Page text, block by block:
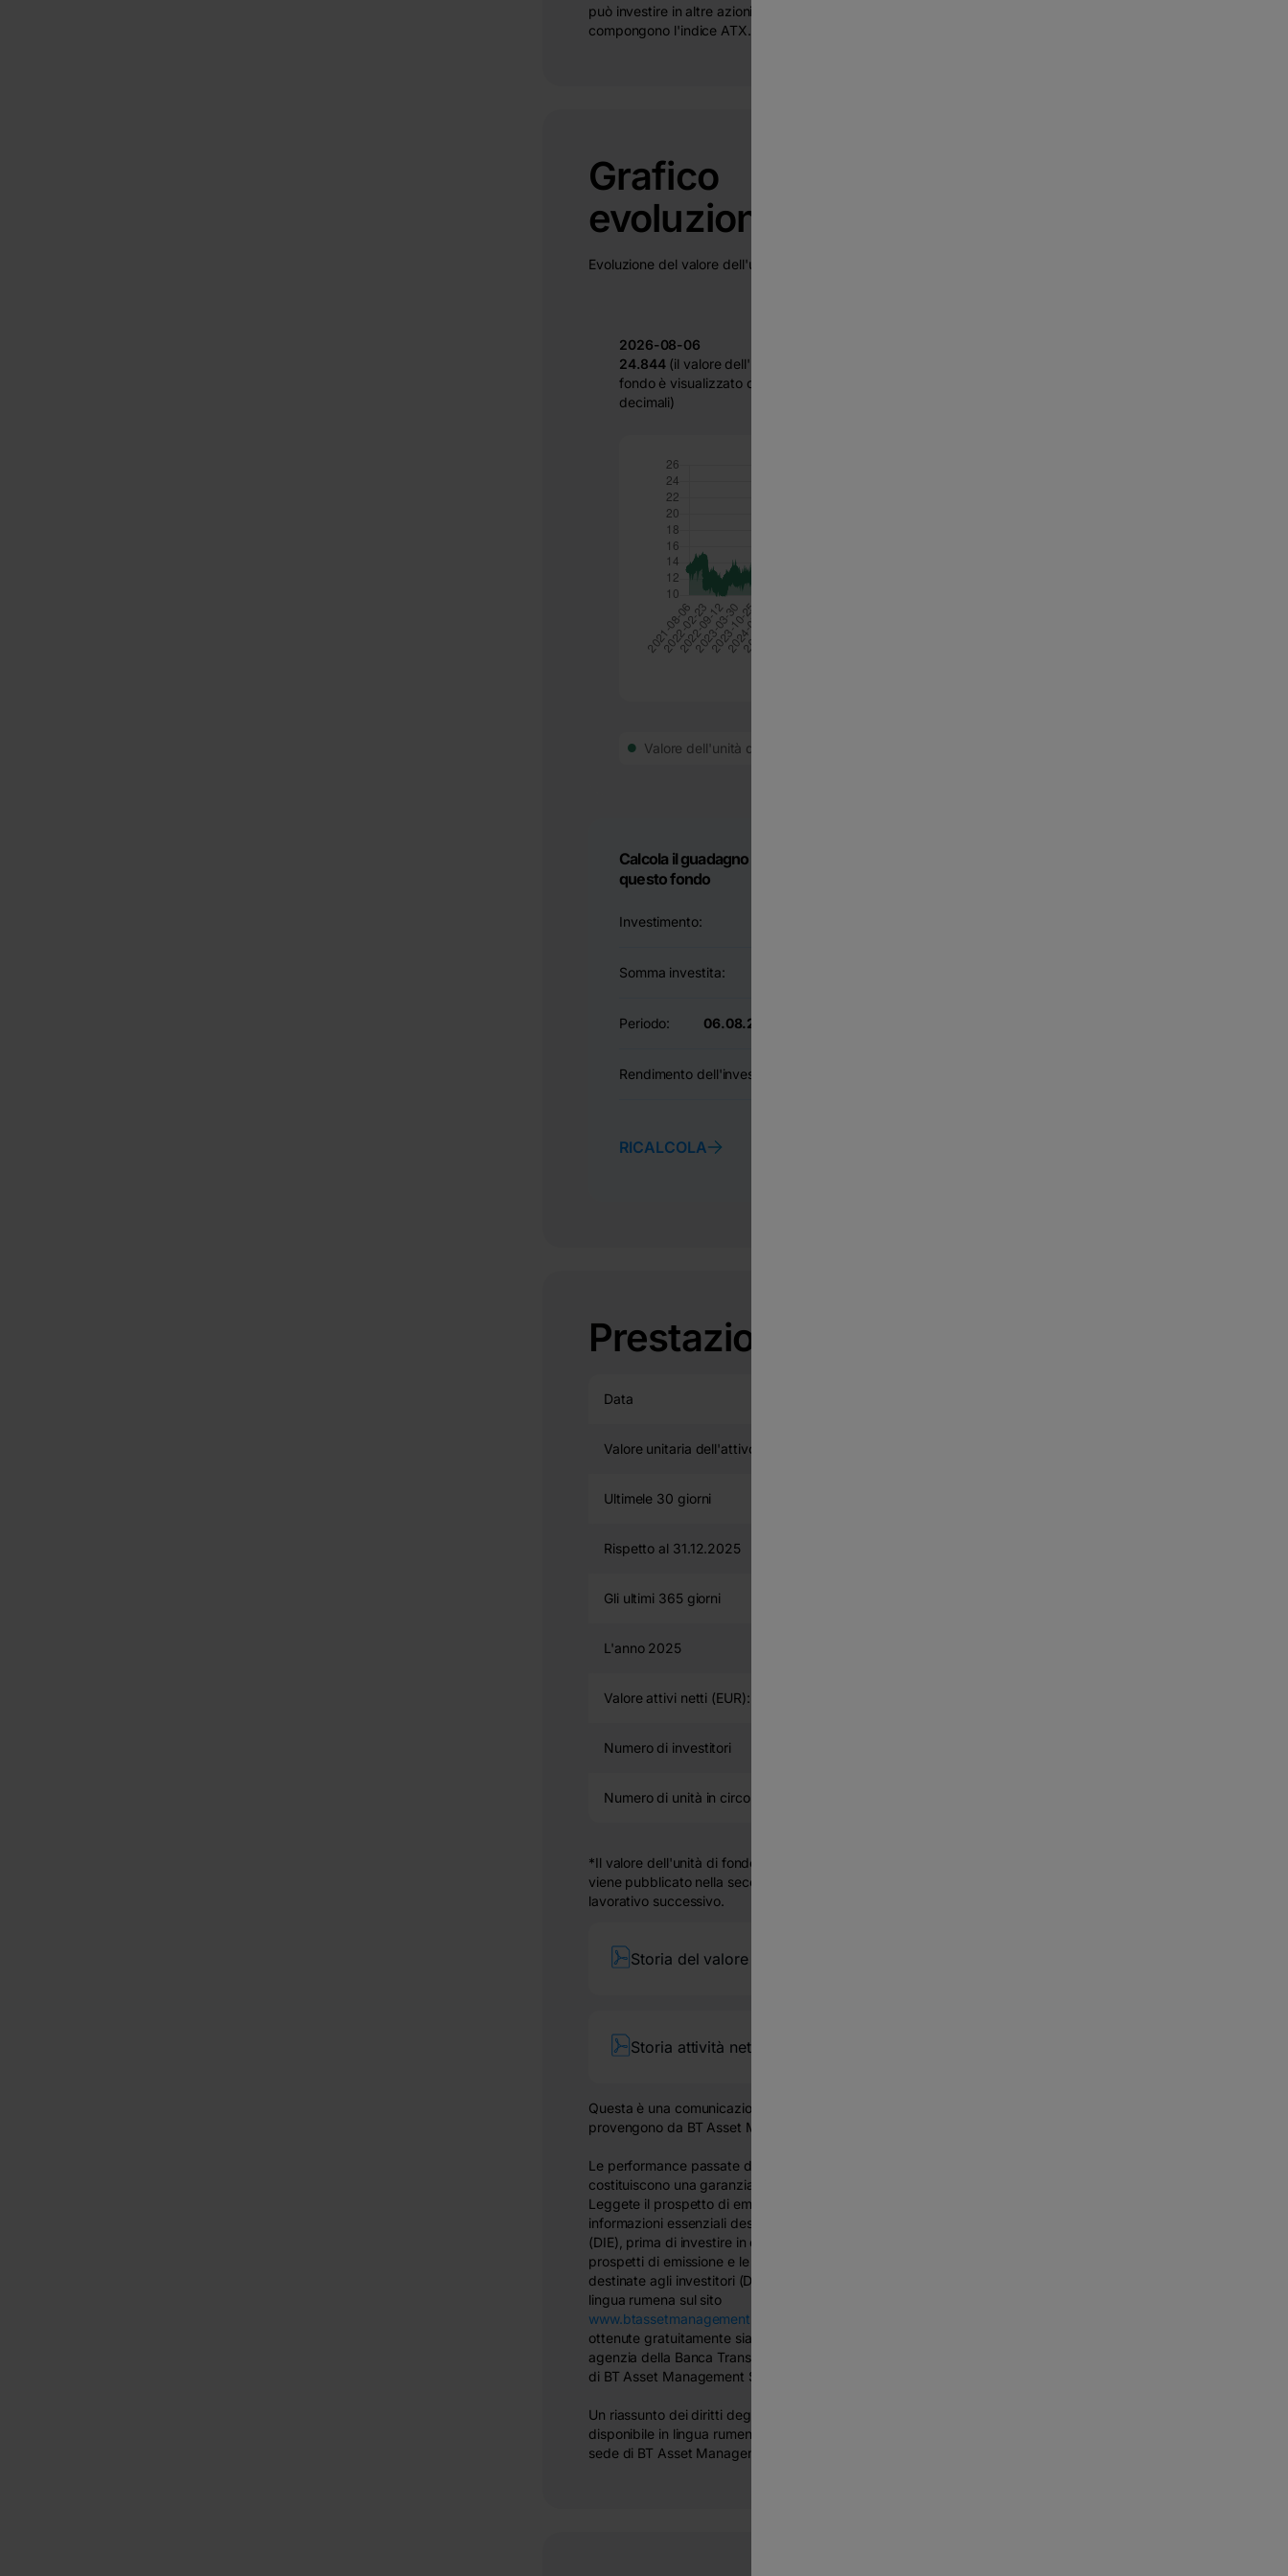
può investire in altre azioni diverse da quelle che
compongono l'indice ATX.
Grafico
evoluzione
Evoluzione del valore dell'unità di fondo.
2026-08-06
24.844(il valore dell'unità di
fondo è visualizzato con 3
decimali)
Valore dell'unità di fondo
Calcola il guadagno apportato da
questo fondo
Investimento:
Somma investita:
Periodo: 06.08.2021-06.08.2026
Rendimento dell'investimento:
RICALCOLA
Prestazione
Data
Valore unitaria dell'attivo netto*
Ultimele 30 giorni
Rispetto al 31.12.2025
Gli ultimi 365 giorni
L'anno 2025
Valore attivi netti (EUR):
Numero di investitori
Numero di unità in circolazione
*Il valore dell'unità di fondo per il giorno in corso
viene pubblicato nella seconda metà del giorno
lavorativo successivo.
Storia del valore del titolo
Storia attività netta
Questa è una comunicazione pubblicitaria. I dati
provengono da BT Asset Management SAI.
Le performance passate del fondo non
costituiscono una garanzia dei risultati futuri.
Leggete il prospetto di emissione e le
informazioni essenziali destinate agli investitori
(DIE), prima di investire in questo fondo! I
prospetti di emissione e le informazioni essenziali
destinate agli investitori (DIE) sono disponibili in
lingua rumena sul sito
www.btassetmanagement.ro
ottenute gratuitamente sia da qualunque
agenzia della Banca Transilvania, sia dalla sede
di BT Asset Management SAI S.A.
Un riassunto dei diritti degli investitori è
disponibile in lingua rumena
sede di BT Asset Management SAI.